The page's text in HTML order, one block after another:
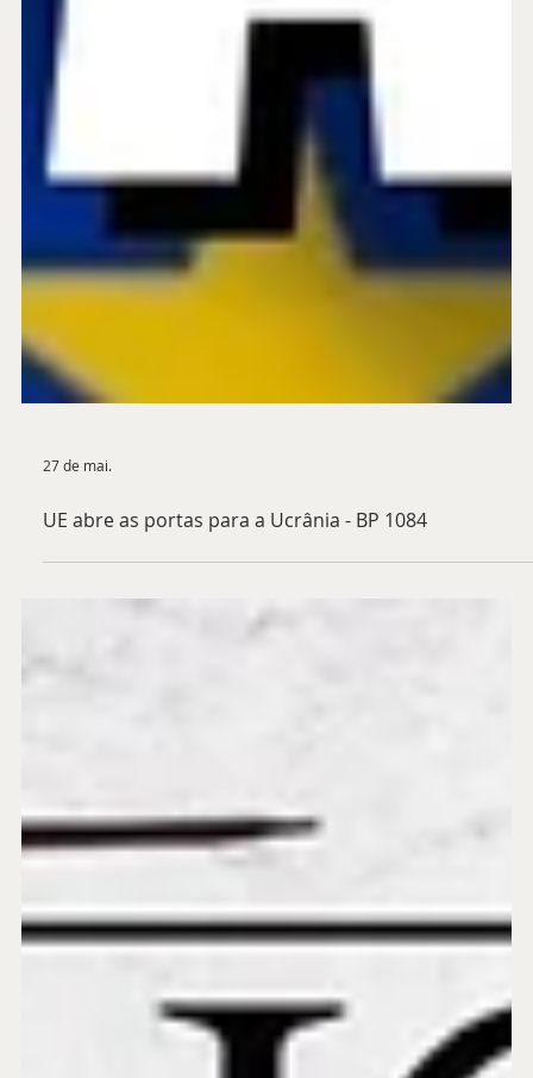
27 de mai.
UE abre as portas para a Ucrânia - BP 1084